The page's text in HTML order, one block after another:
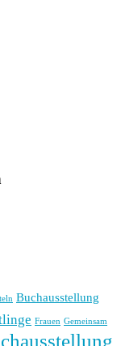
Buchausstellung
Frauen Gemeinsam